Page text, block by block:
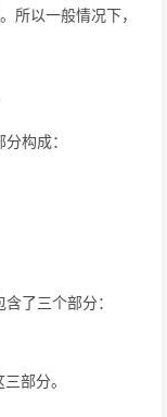
所以一般情况下，
构成：
了三个部分：
部分。